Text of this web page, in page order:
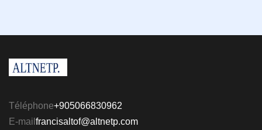
Téléphone+905066830962
E-mail francisaltof@altnetp.com